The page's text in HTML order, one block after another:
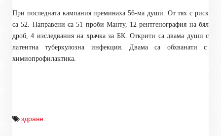
При последната кампания преминаха 56-ма души. От тях с риск
са 52. Направени са 51 проби Манту, 12 рентгенография на бял
дроб, 4 изследвания на храчка за БК. Открити са двама души с
латентна туберкулозна инфекция. Двама са обхванати с
химиопрофилактика.
здраве